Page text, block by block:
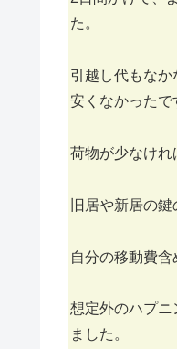
た。
引越し代もな
安くなかったで
荷物が少なけれ
旧居や新居の
自分の移動費含
想定外のハプニ
ました。